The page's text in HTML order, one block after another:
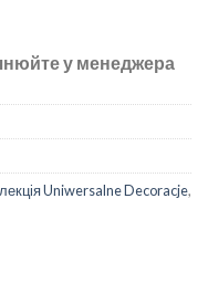
у менеджера
Uniwersalne Decoracje,